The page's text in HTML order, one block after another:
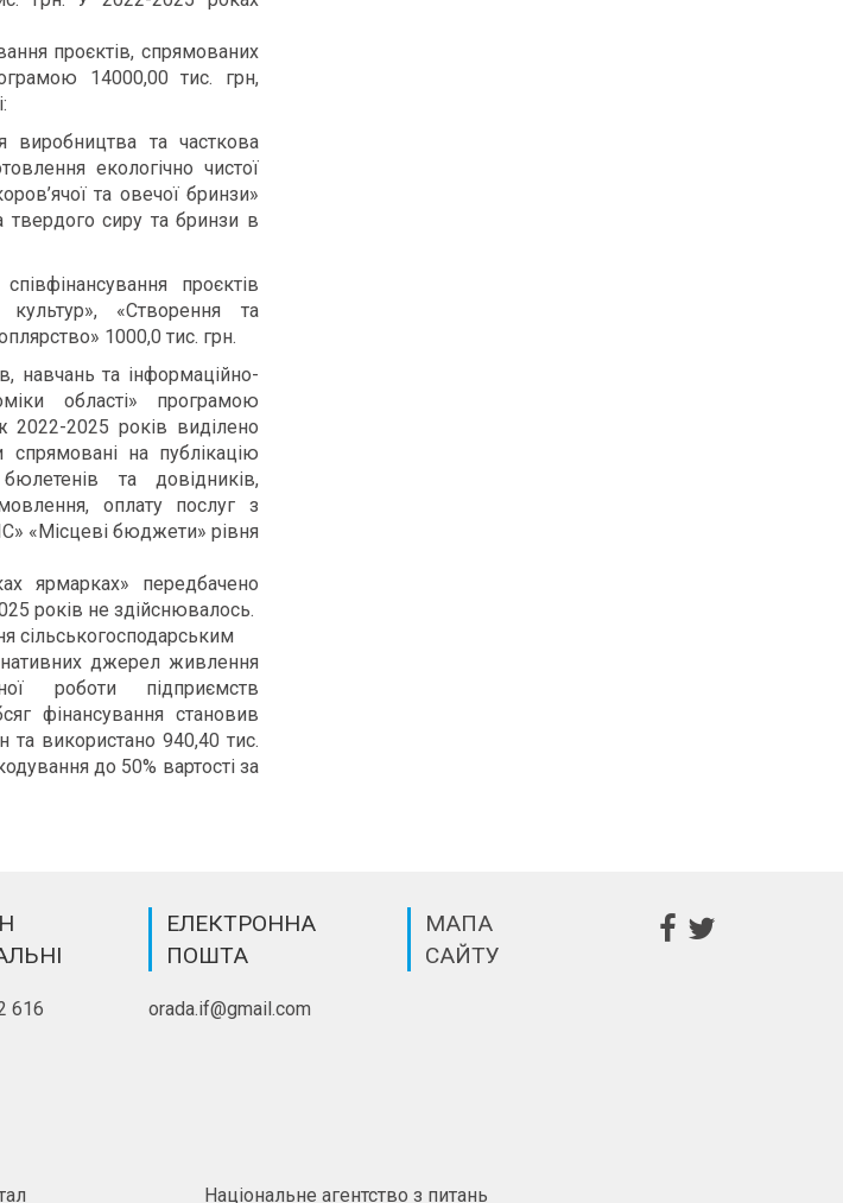
проєктів, спрямованих
14000,00 тис. грн,
та часткова
екологічно чистої
та овечої бринзи»
твердого сиру та бринзи в
проєктів
«Створення та
1000,0 тис. грн.
навчань та інформаційно-
області» програмою
2025 років виділено
на публікацію
та довідників,
оплату послуг з
«Місцеві бюджети» рівня
ярмарках» передбачено
років не здійснювалось.
сільськогосподарським
джерел живлення
роботи підприємств
фінансування становив
та використано 940,40 тис.
до 50% вартості за
616
ЕЛЕКТРОННА
ПОШТА
orada.if@gmail.com
МАПА
САЙТУ
Національне агентство з питань